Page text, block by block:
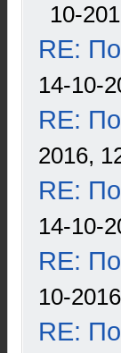
10-
RE:
14-10-
RE:
2016,
RE:
14-10-
RE:
10-
RE: